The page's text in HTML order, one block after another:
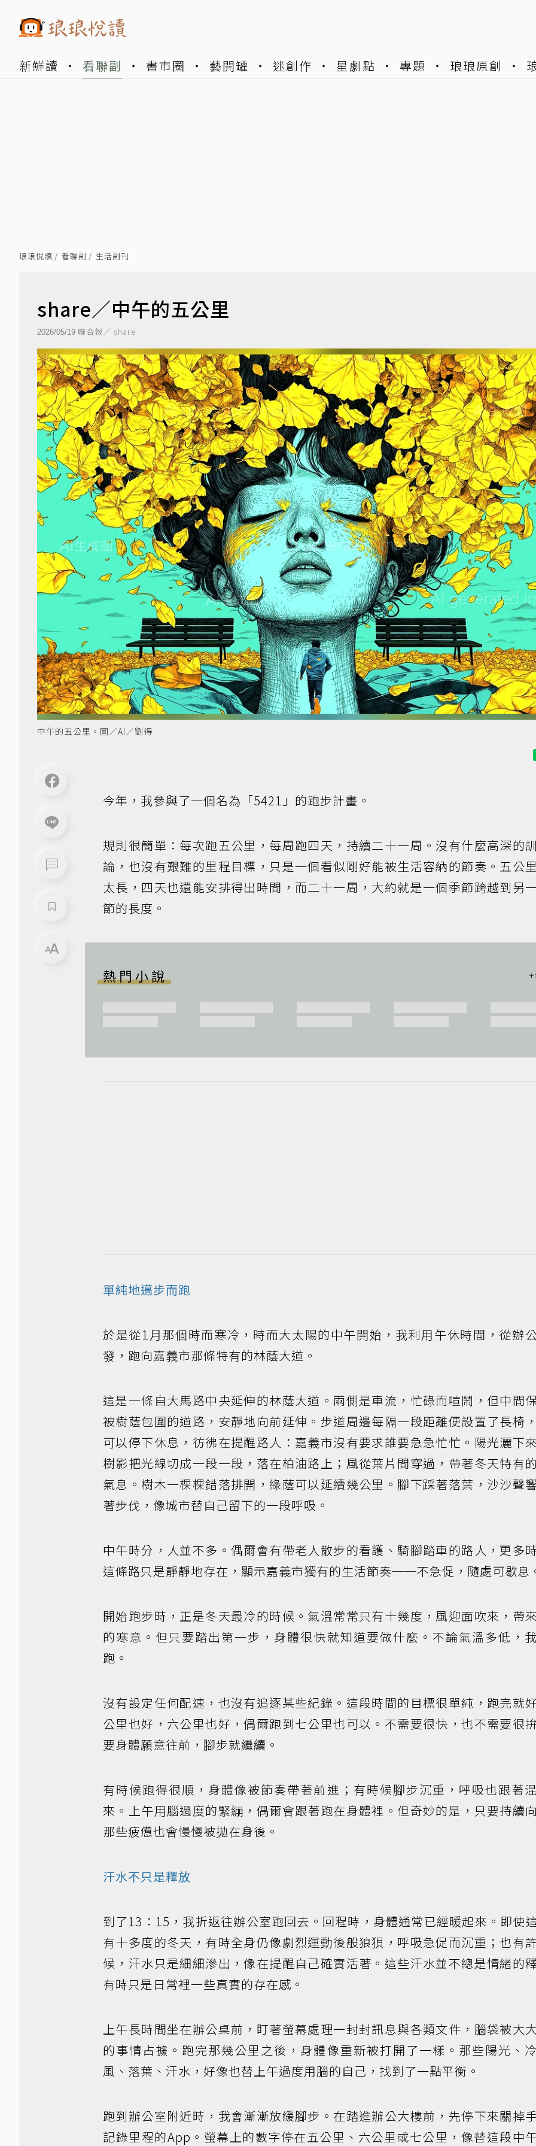
新鮮讀 看聯副 書市圈 藝開罐 迷創作 星劇點 專題 琅琅原創
琅琅悅讀 看聯副 生活副刊
share／中午的五公里
2026/05/19 聯合報／ share
中午的五公里。圖／AI／劉得
今年，我參與了一個名為「5421」的跑步計畫。
規則很簡單：每次跑五公里，每周跑四天，持續二十一周。沒有什麼高深的
論，也沒有艱難的里程目標，只是一個看似剛好能被生活容納的節奏。五公
太長，四天也還能安排得出時間，而二十一周，大約就是一個季節跨越到另
節的長度。
熱門小說
單純地邁步而跑
於是從1月那個時而寒冷，時而大太陽的中午開始，我利用午休時間，從辦
發，跑向嘉義市那條特有的林蔭大道。
這是一條自大馬路中央延伸的林蔭大道。兩側是車流，忙碌而喧鬧，但中間
被樹蔭包圍的道路，安靜地向前延伸。步道周邊每隔一段距離便設置了長椅
可以停下休息，彷彿在提醒路人：嘉義市沒有要求誰要急急忙忙。陽光灑下
樹影把光線切成一段一段，落在柏油路上；風從葉片間穿過，帶著冬天特有
氣息。樹木一棵棵錯落排開，綠蔭可以延續幾公里。腳下踩著落葉，沙沙聲
著步伐，像城市替自己留下的一段呼吸。
中午時分，人並不多。偶爾會有帶老人散步的看護、騎腳踏車的路人，更多
這條路只是靜靜地存在，顯示嘉義市獨有的生活節奏──不急促，隨處可歇息
開始跑步時，正是冬天最冷的時候。氣溫常常只有十幾度，風迎面吹來，帶
的寒意。但只要踏出第一步，身體很快就知道要做什麼。不論氣溫多低，
跑。
沒有設定任何配速，也沒有追逐某些紀錄。這段時間的目標很單純，跑完就
公里也好，六公里也好，偶爾跑到七公里也可以。不需要很快，也不需要很
要身體願意往前，腳步就繼續。
有時候跑得很順，身體像被節奏帶著前進；有時候腳步沉重，呼吸也跟著
來。上午用腦過度的緊繃，偶爾會跟著跑在身體裡。但奇妙的是，只要持續
那些疲憊也會慢慢被拋在身後。
汗水不只是釋放
到了13：15，我折返往辦公室跑回去。回程時，身體通常已經暖起來。即使
有十多度的冬天，有時全身仍像劇烈運動後般狼狽，呼吸急促而沉重；也有
候，汗水只是細細滲出，像在提醒自己確實活著。這些汗水並不總是情緒的
有時只是日常裡一些真實的存在感。
上午長時間坐在辦公桌前，盯著螢幕處理一封封訊息與各類文件，腦袋被大
的事情占據。跑完那幾公里之後，身體像重新被打開了一樣。那些陽光、
風、落葉、汗水，好像也替上午過度用腦的自己，找到了一點平衡。
跑到辦公室附近時，我會漸漸放緩腳步。在踏進辦公大樓前，先停下來關掉
記錄里程的App。螢幕上的數字停在五公里、六公里或七公里，像替這段中